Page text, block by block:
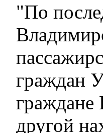
"По
граждан
граждане
другой